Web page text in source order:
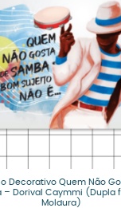
Decorativo Quem Não
– Dorival Caymmi (Dupla
Moldura)